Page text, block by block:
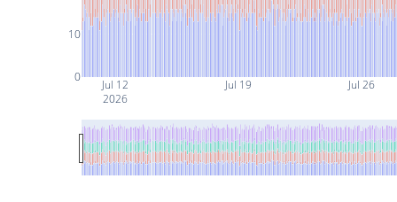
Jul 12
2026
Jul 19 Jul 26
0
10